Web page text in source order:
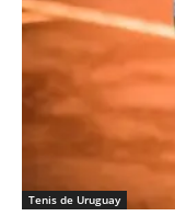
Tenis de Uruguay